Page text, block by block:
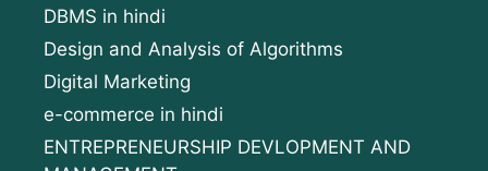
DBMS in hindi
Design and Analysis of Algorithms
Digital Marketing
e-commerce in hindi
ENTREPRENEURSHIP DEVLOPMENT AND